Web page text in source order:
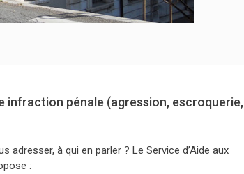
infraction pénale (agression, escroquerie,
à qui en parler ? Le Service d’Aide aux
: